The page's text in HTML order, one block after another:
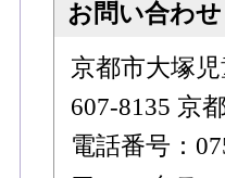
お問い合わせ
京都市大塚
607-8135 京
電話番号：